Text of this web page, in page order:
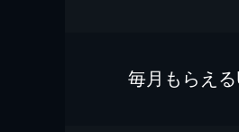
毎⽉もらえ